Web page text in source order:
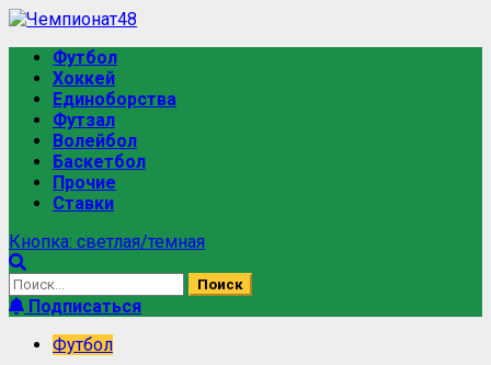
Футбол
Хоккей
Единоборства
Футзал
Волейбол
Баскетбол
Прочие
Ставки
Кнопка: светлая/темная
Подписаться
Футбол